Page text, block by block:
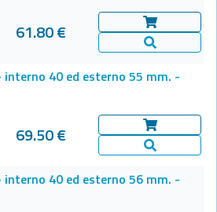
61.80 €
Aggiungi al
Vedi Dettagli
interno 40 ed esterno 55 mm. -
69.50 €
Aggiungi al
Vedi Dettagli
interno 40 ed esterno 56 mm. -